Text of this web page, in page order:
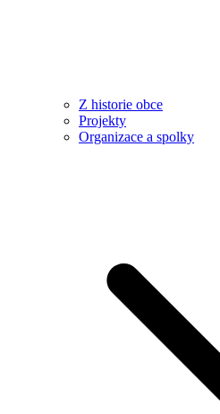
Z historie obce
Projekty
Organizace a spolky